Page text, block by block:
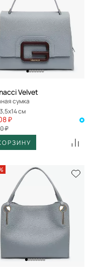
Velvet
сумка
см
₽
₽